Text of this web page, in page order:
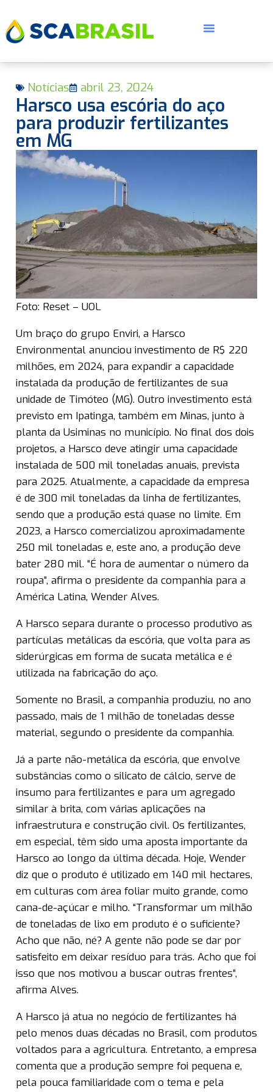
Notícias abril 23, 2024
Harsco usa escória do aço
para produzir fertilizantes
em MG
Foto: Reset – UOL
Um braço do grupo Enviri, a Harsco
Environmental anunciou investimento de R$ 220
milhões, em 2024, para expandir a capacidade
instalada da produção de fertilizantes de sua
unidade de Timóteo (MG). Outro investimento está
previsto em Ipatinga, também em Minas, junto à
planta da Usiminas no município. No final dos dois
projetos, a Harsco deve atingir uma capacidade
instalada de 500 mil toneladas anuais, prevista
para 2025. Atualmente, a capacidade da empresa
é de 300 mil toneladas da linha de fertilizantes,
sendo que a produção está quase no limite. Em
2023, a Harsco comercializou aproximadamente
250 mil toneladas e, este ano, a produção deve
bater 280 mil. “É hora de aumentar o número da
roupa”, afirma o presidente da companhia para a
América Latina, Wender Alves.
A Harsco separa durante o processo produtivo as
partículas metálicas da escória, que volta para as
siderúrgicas em forma de sucata metálica e é
utilizada na fabricação do aço.
Somente no Brasil, a companhia produziu, no ano
passado, mais de 1 milhão de toneladas desse
material, segundo o presidente da companhia.
Já a parte não-metálica da escória, que envolve
substâncias como o silicato de cálcio, serve de
insumo para fertilizantes e para um agregado
similar à brita, com várias aplicações na
infraestrutura e construção civil. Os fertilizantes,
em especial, têm sido uma aposta importante da
Harsco ao longo da última década. Hoje, Wender
diz que o produto é utilizado em 140 mil hectares,
em culturas com área foliar muito grande, como
cana-de-açúcar e milho. “Transformar um milhão
de toneladas de lixo em produto é o suficiente?
Acho que não, né? A gente não pode se dar por
satisfeito em deixar resíduo para trás. Acho que foi
isso que nos motivou a buscar outras frentes”,
afirma Alves.
A Harsco já atua no negócio de fertilizantes há
pelo menos duas décadas no Brasil, com produtos
voltados para a agricultura. Entretanto, a empresa
comenta que a produção sempre foi pequena e,
pela pouca familiaridade com o tema e pela